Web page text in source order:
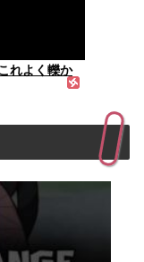
れよく轢か